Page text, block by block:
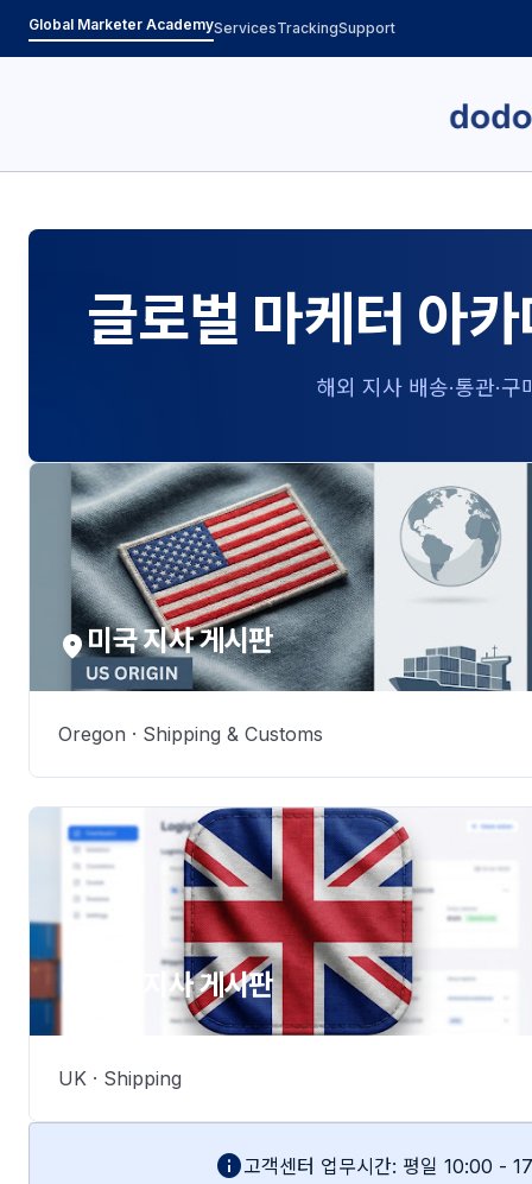
Global Marketer AcademyServicesTrackingSupport
글로벌 마케터 아
해외 지사 배송·통관·
location_on미국 지사 게시판
Oregon · Shipping & Customs
location_on 영국 지사 게시판
UK · Shipping
info고객센터 업무시간: 평일 10:00 -